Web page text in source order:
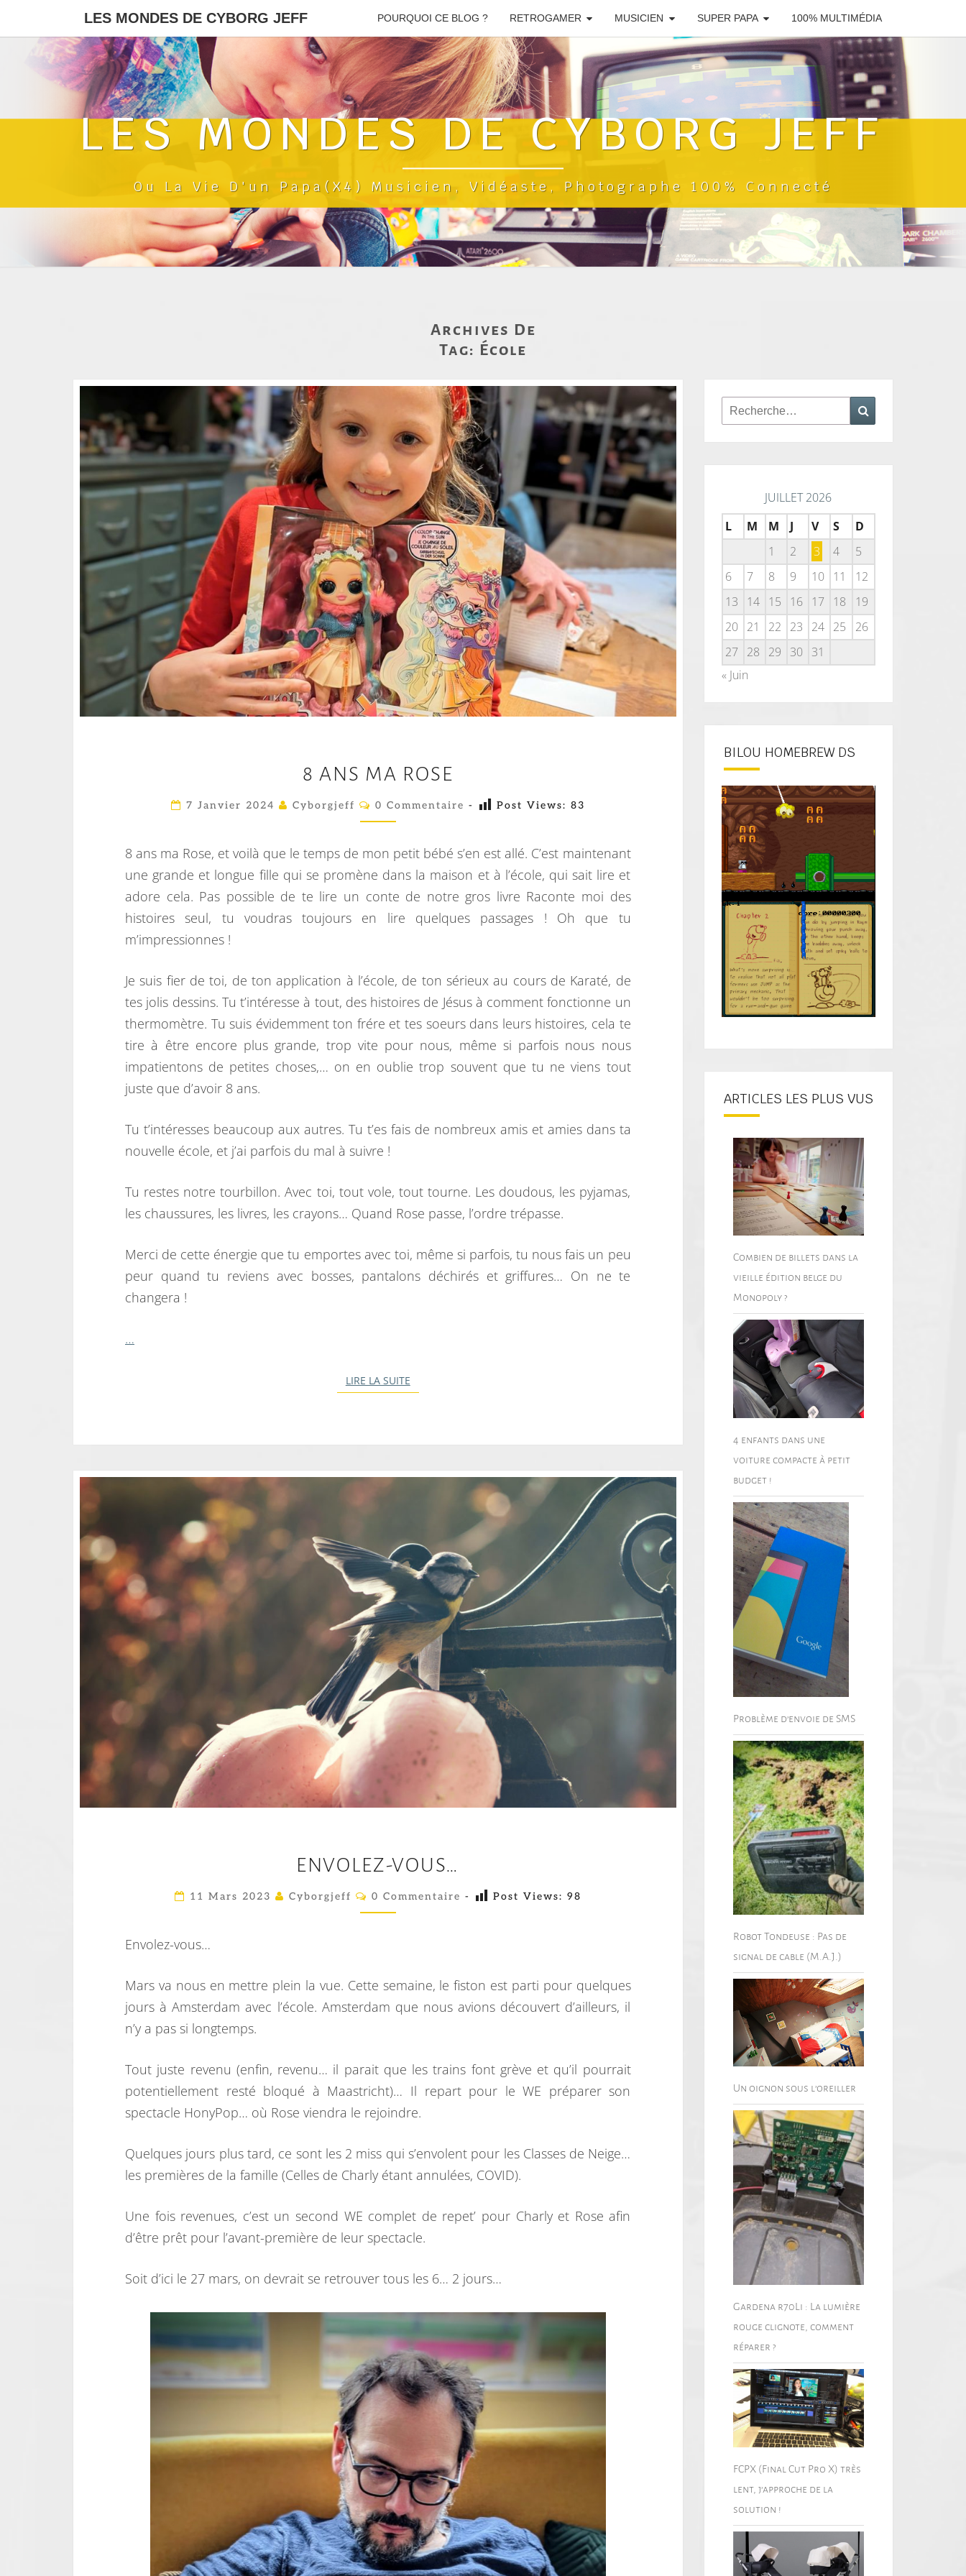
LES MONDES DE CYBORG JEFF POURQUOI CE BLOG ? RETROGAMER MUSICIEN SUPER PAPA 100% MULTIMÉDIA
LES MONDES DE CYBORG JEFF
Ou La Vie D'un Papa(x4) Musicien, Vidéaste, Photographe 100% Connecté
Archives De
Tag: École
A
N
S
O
8 ANS MA ROSE
7 Janvier 2024 Cyborgjeff
C
M
E
N
T
A
I
E
0 Commentaire - Post Views: 83
8 ans ma Rose, et voilà que le temps de mon petit bébé s’en est allé. C’est maintenant
une grande et longue fille qui se promène dans la maison et à l’école, qui sait lire et
adore cela. Pas possible de te lire un conte de notre gros livre Raconte moi des
histoires seul, tu voudras toujours en lire quelques passages ! Oh que tu
m’impressionnes !
Je suis fier de toi, de ton application à l’école, de ton sérieux au cours de Karaté, de
tes jolis dessins. Tu t’intéresse à tout, des histoires de Jésus à comment fonctionne un
thermomètre. Tu suis évidemment ton frére et tes soeurs dans leurs histoires, cela te
tire à être encore plus grande, trop vite pour nous, même si parfois nous nous
impatientons de petites choses,… on en oublie trop souvent que tu ne viens tout
juste que d’avoir 8 ans.
Tu t’intéresses beaucoup aux autres. Tu t’es fais de nombreux amis et amies dans ta
nouvelle école, et j’ai parfois du mal à suivre !
Tu restes notre tourbillon. Avec toi, tout vole, tout tourne. Les doudous, les pyjamas,
les chaussures, les livres, les crayons… Quand Rose passe, l’ordre trépasse.
Merci de cette énergie que tu emportes avec toi, même si parfois, tu nous fais un peu
peur quand tu reviens avec bosses, pantalons déchirés et griffures… On ne te
changera !
…
LIRE LA SUITE
N
V
O
U
S
…
ENVOLEZ-VOUS…
11 Mars 2023 Cyborgjeff
C
M
I
E
0 Commentaire - Post Views: 98
Envolez-vous…
Mars va nous en mettre plein la vue. Cette semaine, le fiston est parti pour quelques
jours à Amsterdam avec l’école. Amsterdam que nous avions découvert d’ailleurs, il
n’y a pas si longtemps.
Tout juste revenu (enfin, revenu… il parait que les trains font grève et qu’il pourrait
potentiellement resté bloqué à Maastricht)… Il repart pour le WE préparer son
spectacle HonyPop… où Rose viendra le rejoindre.
Quelques jours plus tard, ce sont les 2 miss qui s’envolent pour les Classes de Neige…
les premières de la famille (Celles de Charly étant annulées, COVID).
Une fois revenues, c’est un second WE complet de repet’ pour Charly et Rose afin
d’être prêt pour l’avant-première de leur spectacle.
Soit d’ici le 27 mars, on devrait se retrouver tous les 6… 2 jours…
Rechercher :
JUILLET 2026
L
M M J V S
D
1
2 3 4
5
6
7 8 9 10 11
12
13
14 15 16 17 18
19
20
21 22 23 24 25
26
27
28 29 30
31
« Juin
BILOU HOMEBREW DS
ARTICLES LES PLUS VUS
Combien de billets dans la
vieille édition belge du
Monopoly ?
4 enfants dans une
voiture compacte à petit
budget !
Problème d’envoie de SMS
Robot Tondeuse : Pas de
signal de cable (M.A.J.)
Un oignon sous l’oreiller
Gardena r70Li : La lumière
rouge clignote, comment
réparer ?
FCPX (Final Cut Pro X) très
lent, j’approche de la
solution !